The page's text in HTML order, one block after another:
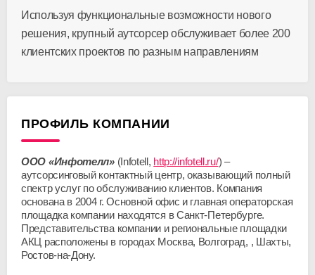
Используя функциональные возможности нового
решения, крупный аутсорсер обслуживает более 200
клиентских проектов по разным направлениям
ПРОФИЛЬ КОМПАНИИ
ООО «Инфотелл»(Infotell, http://infotell.ru/) –
аутсорсинговый контактный центр, оказывающий полный
спектр услуг по обслуживанию клиентов. Компания
основана в 2004 г. Основной офис и главная операторская
площадка компании находятся в Санкт-Петербурге.
Представительства компании и региональные площадки
АКЦ расположены в городах Москва, Волгоград, , Шахты,
Ростов-на-Дону.